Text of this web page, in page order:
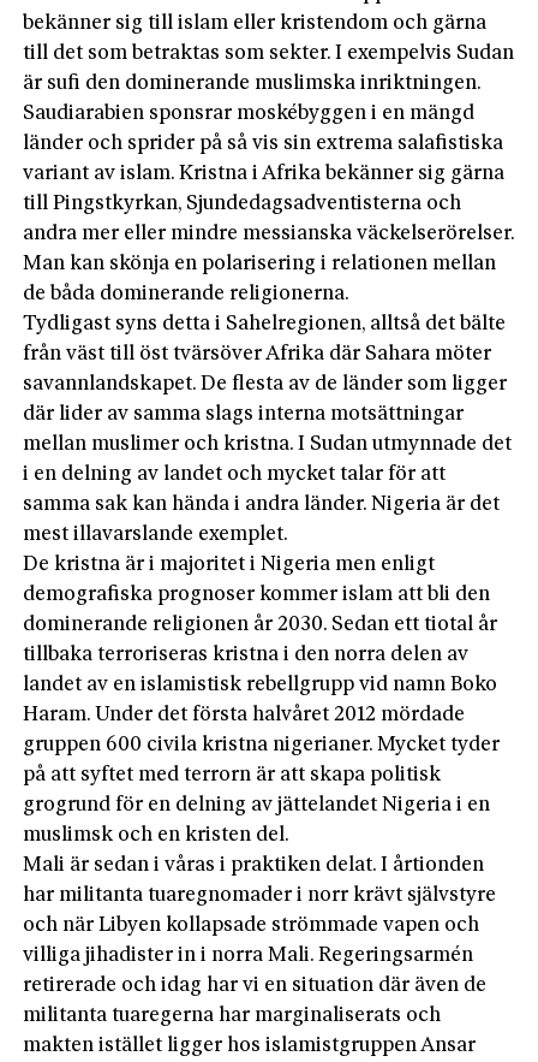
bekänner sig till islam eller kristendom och gärna
till det som betraktas som sekter. I exempelvis Sudan
är sufi den dominerande muslimska inriktningen.
Saudiarabien sponsrar moskébyggen i en mängd
länder och sprider på så vis sin extrema salafistiska
variant av islam. Kristna i Afrika bekänner sig gärna
till Pingstkyrkan, Sjundedagsadventisterna och
andra mer eller mindre messianska väckelserörelser.
Man kan skönja en polarisering i relationen mellan
de båda dominerande religionerna.
Tydligast syns detta i Sahelregionen, alltså det bälte
från väst till öst tvärsöver Afrika där Sahara möter
savannlandskapet. De flesta av de länder som ligger
där lider av samma slags interna motsättningar
mellan muslimer och kristna. I Sudan utmynnade det
i en delning av landet och mycket talar för att
samma sak kan hända i andra länder. Nigeria är det
mest illavarslande exemplet.
De kristna är i majoritet i Nigeria men enligt
demografiska prognoser kommer islam att bli den
dominerande religionen år 2030. Sedan ett tiotal år
tillbaka terroriseras kristna i den norra delen av
landet av en islamistisk rebellgrupp vid namn Boko
Haram. Under det första halvåret 2012 mördade
gruppen 600 civila kristna nigerianer. Mycket tyder
på att syftet med terrorn är att skapa politisk
grogrund för en delning av jättelandet Nigeria i en
muslimsk och en kristen del.
Mali är sedan i våras i praktiken delat. I årtionden
har militanta tuaregnomader i norr krävt självstyre
och när Libyen kollapsade strömmade vapen och
villiga jihadister in i norra Mali. Regeringsarmén
retirerade och idag har vi en situation där även de
militanta tuaregerna har marginaliserats och
makten istället ligger hos islamistgruppen Ansar